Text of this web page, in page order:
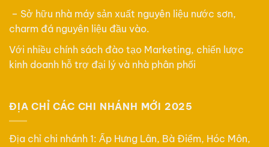
– Sở hữu nhà máy sản xuất nguyên liệu nước sơn,
charm đá nguyên liệu đầu vào.
Với nhiều chính sách đào tạo Marketing, chiến lược
kinh doanh hỗ trợ đại lý và nhà phân phối
ĐỊA CHỈ CÁC CHI NHÁNH MỚI 2025
Địa chỉ chi nhánh 1: Ấp Hưng Lân, Bà Điểm, Hóc Môn,